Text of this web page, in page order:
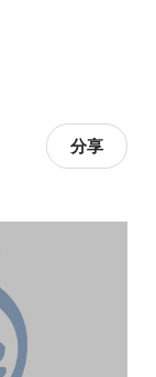
分享